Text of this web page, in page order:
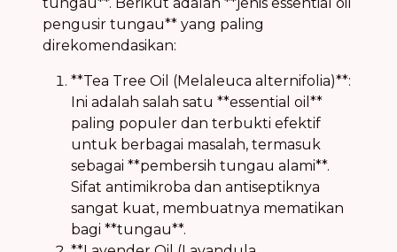
pengusir tungau** yang paling
direkomendasikan:
**Tea Tree Oil (Melaleuca alternifolia)**:
Ini adalah salah satu **essential oil**
paling populer dan terbukti efektif
untuk berbagai masalah, termasuk
sebagai **pembersih tungau alami**.
Sifat antimikroba dan antiseptiknya
sangat kuat, membuatnya mematikan
bagi **tungau**.